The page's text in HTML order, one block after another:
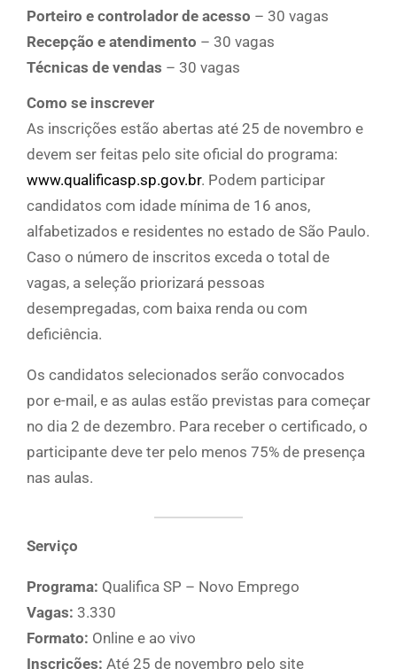
Porteiro e controlador de acesso – 30 vagas
Recepção e atendimento – 30 vagas
Técnicas de vendas – 30 vagas
Como se inscrever
As inscrições estão abertas até 25 de novembro e
devem ser feitas pelo site oficial do programa:
www.qualificasp.sp.gov.br. Podem participar
candidatos com idade mínima de 16 anos,
alfabetizados e residentes no estado de São Paulo.
Caso o número de inscritos exceda o total de
vagas, a seleção priorizará pessoas
desempregadas, com baixa renda ou com
deficiência.
Os candidatos selecionados serão convocados
por e-mail, e as aulas estão previstas para começar
no dia 2 de dezembro. Para receber o certificado, o
participante deve ter pelo menos 75% de presença
nas aulas.
Serviço
Programa: Qualifica SP – Novo Emprego
Vagas: 3.330
Formato: Online e ao vivo
Inscrições: Até 25 de novembro pelo site